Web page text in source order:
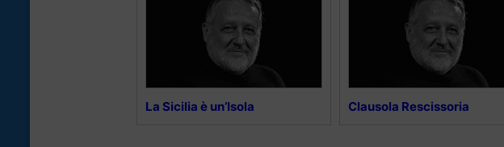
La Sicilia è un’Isola Clausola Rescissoria